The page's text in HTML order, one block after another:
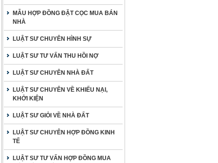
MẪU HỢP ĐỒNG ĐẶT CỌC MUA BÁN
NHÀ
LUẬT SƯ CHUYÊN HÌNH SỰ
LUẬT SƯ TƯ VẤN THU HỒI NỢ
LUẬT SƯ CHUYÊN NHÀ ĐẤT
LUẬT SƯ CHUYÊN VỀ KHIẾU NẠI,
KHỞI KIỆN
LUẬT SƯ GIỎI VỀ NHÀ ĐẤT
LUẬT SƯ CHUYÊN HỢP ĐỒNG KINH
TẾ
LUẬT SƯ TƯ VẤN HỢP ĐỒNG MUA